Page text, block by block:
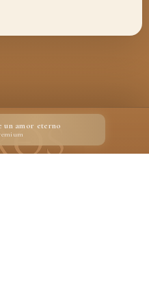
un amor eterno
Premium